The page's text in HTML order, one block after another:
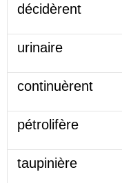
décidèrent
urinaire
continuèrent
pétrolifère
taupinière